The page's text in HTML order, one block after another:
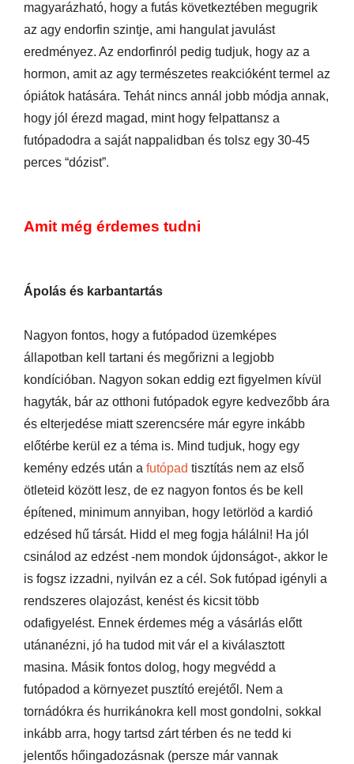
magyarázható, hogy a futás következtében megugrik
az agy endorfin szintje, ami hangulat javulást
eredményez. Az endorfinról pedig tudjuk, hogy az a
hormon, amit az agy természetes reakcióként termel az
ópiátok hatására. Tehát nincs annál jobb módja annak,
hogy jól érezd magad, mint hogy felpattansz a
futópadodra a saját nappalidban és tolsz egy 30-45
perces “dózist”.
Amit még érdemes tudni
Ápolás és karbantartás
Nagyon fontos, hogy a futópadod üzemképes
állapotban kell tartani és megőrizni a legjobb
kondícióban. Nagyon sokan eddig ezt figyelmen kívül
hagyták, bár az otthoni futópadok egyre kedvezőbb ára
és elterjedése miatt szerencsére már egyre inkább
előtérbe kerül ez a téma is. Mind tudjuk, hogy egy
kemény edzés után a futópad tisztítás nem az első
ötleteid között lesz, de ez nagyon fontos és be kell
építened, minimum annyiban, hogy letörlöd a kardió
edzésed hű társát. Hidd el meg fogja hálálni! Ha jól
csinálod az edzést -nem mondok újdonságot-, akkor le
is fogsz izzadni, nyilván ez a cél. Sok futópad igényli a
rendszeres olajozást, kenést és kicsit több
odafigyelést. Ennek érdemes még a vásárlás előtt
utánanézni, jó ha tudod mit vár el a kiválasztott
masina. Másik fontos dolog, hogy megvédd a
futópadod a környezet pusztító erejétől. Nem a
tornádókra és hurrikánokra kell most gondolni, sokkal
inkább arra, hogy tartsd zárt térben és ne tedd ki
jelentős hőingadozásnak (persze már vannak